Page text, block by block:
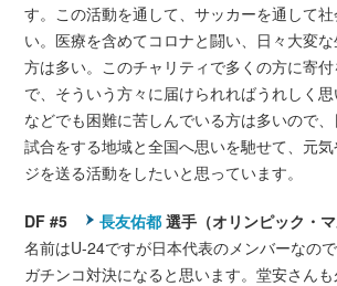
す。この活動を通して、サッカーを通して
い。医療を含めてコロナと闘い、日々大変
方は多い。このチャリティで多くの方に寄
で、そういう方々に届けられればうれしく
などでも困難に苦しんでいる方は多いので、
試合をする地域と全国へ思いを馳せて、元
ジを送る活動をしたいと思っています。
DF #5 長友佑都 選手（オリンピック・マ
名前はU-24ですが日本代表のメンバーなの
ガチンコ対決になると思います。堂安さんも